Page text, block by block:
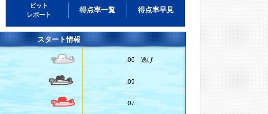
ピット
レポート
得点率一覧 得点率早見
スタート情報
.06 逃げ
.09
.07